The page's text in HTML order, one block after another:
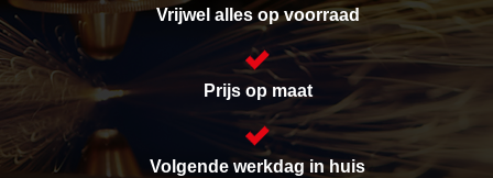
Vrijwel alles op voorraad
Prijs op maat
Volgende werkdag in huis